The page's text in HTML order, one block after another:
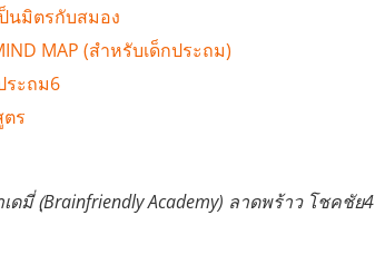
นมิตรกับสมอง
MAP (สำหรับเด็กประถม)
ระถม6
ร
ดมี่ (ฺBrainfriendly Academy) ลาดพร้าว โชคชัย4